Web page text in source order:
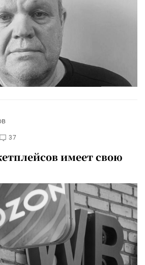
37
имеет свою